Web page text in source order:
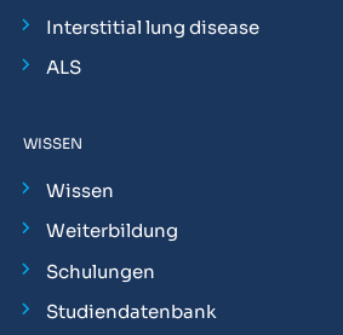
Interstitial lung disease
ALS
WISSEN
Wissen
Weiterbildung
Schulungen
Studiendatenbank